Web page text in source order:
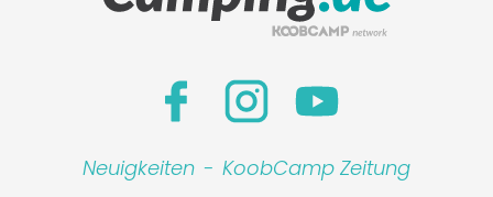
Neuigkeiten - KoobCamp Zeitung